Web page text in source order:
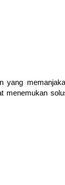
yang
menemukan